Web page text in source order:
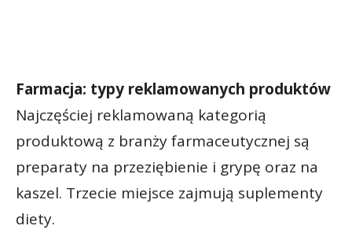
Farmacja: typy reklamowanych produktów
Najczęściej reklamowaną kategorią
produktową z branży farmaceutycznej są
preparaty na przeziębienie i grypę oraz na
kaszel. Trzecie miejsce zajmują suplementy
diety.